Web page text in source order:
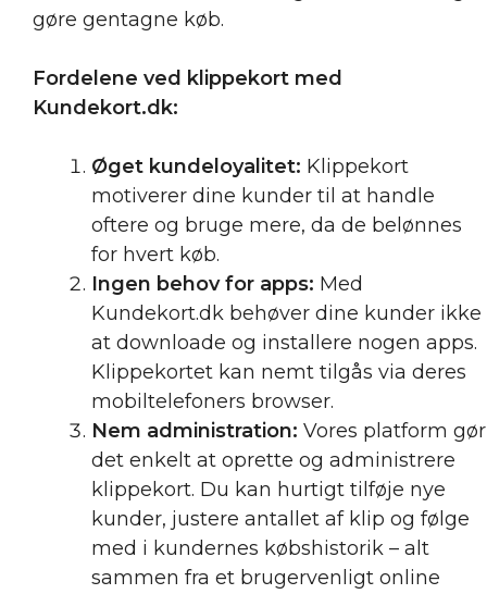
gøre gentagne køb.
Fordelene ved klippekort med
Kundekort.dk:
Øget kundeloyalitet: Klippekort
motiverer dine kunder til at handle
oftere og bruge mere, da de belønnes
for hvert køb.
Ingen behov for apps: Med
Kundekort.dk behøver dine kunder ikke
at downloade og installere nogen apps.
Klippekortet kan nemt tilgås via deres
mobiltelefoners browser.
Nem administration: Vores platform gør
det enkelt at oprette og administrere
klippekort. Du kan hurtigt tilføje nye
kunder, justere antallet af klip og følge
med i kundernes købshistorik – alt
sammen fra et brugervenligt online